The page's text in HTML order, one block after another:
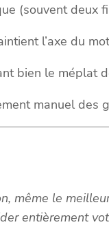
(souvent deux
l’axe du
bien le méplat
manuel
même le
entièrement